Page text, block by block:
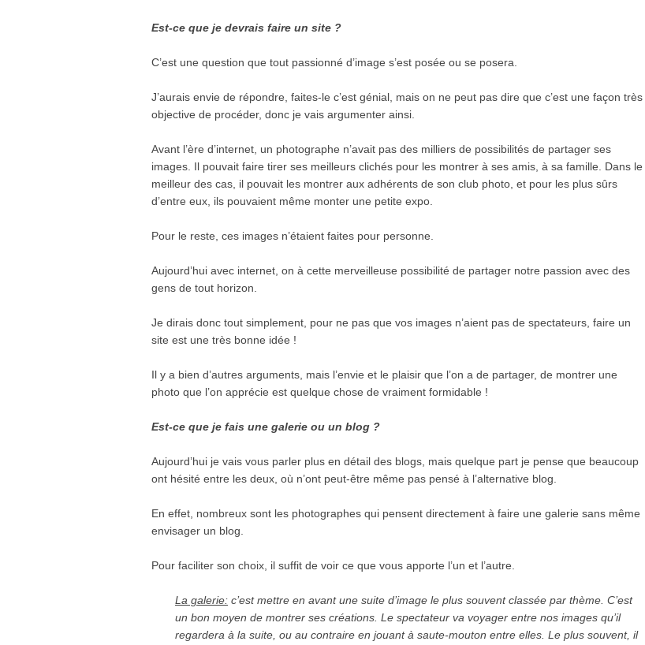
Est-ce que je devrais faire un site ?
C’est une question que tout passionné d’image s’est posée ou se posera.
J’aurais envie de répondre, faites-le c’est génial, mais on ne peut pas dire que c’est une façon très
objective de procéder, donc je vais argumenter ainsi.
Avant l’ère d’internet, un photographe n’avait pas des milliers de possibilités de partager ses
images. Il pouvait faire tirer ses meilleurs clichés pour les montrer à ses amis, à sa famille. Dans le
meilleur des cas, il pouvait les montrer aux adhérents de son club photo, et pour les plus sûrs
d’entre eux, ils pouvaient même monter une petite expo.
Pour le reste, ces images n’étaient faites pour personne.
Aujourd’hui avec internet, on à cette merveilleuse possibilité de partager notre passion avec des
gens de tout horizon.
Je dirais donc tout simplement, pour ne pas que vos images n’aient pas de spectateurs, faire un
site est une très bonne idée !
Il y a bien d’autres arguments, mais l’envie et le plaisir que l’on a de partager, de montrer une
photo que l’on apprécie est quelque chose de vraiment formidable !
Est-ce que je fais une galerie ou un blog ?
Aujourd’hui je vais vous parler plus en détail des blogs, mais quelque part je pense que beaucoup
ont hésité entre les deux, où n’ont peut-être même pas pensé à l’alternative blog.
En effet, nombreux sont les photographes qui pensent directement à faire une galerie sans même
envisager un blog.
Pour faciliter son choix, il suffit de voir ce que vous apporte l’un et l’autre.
La galerie: c’est mettre en avant une suite d’image le plus souvent classée par thème. C’est
un bon moyen de montrer ses créations. Le spectateur va voyager entre nos images qu’il
regardera à la suite, ou au contraire en jouant à saute-mouton entre elles. Le plus souvent, il